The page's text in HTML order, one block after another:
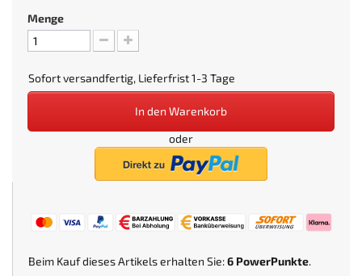
Menge
Sofort versandfertig, Lieferfrist 1-3 Tage
In den Warenkorb
oder
Beim Kauf dieses Artikels erhalten Sie:6 PowerPunkte.